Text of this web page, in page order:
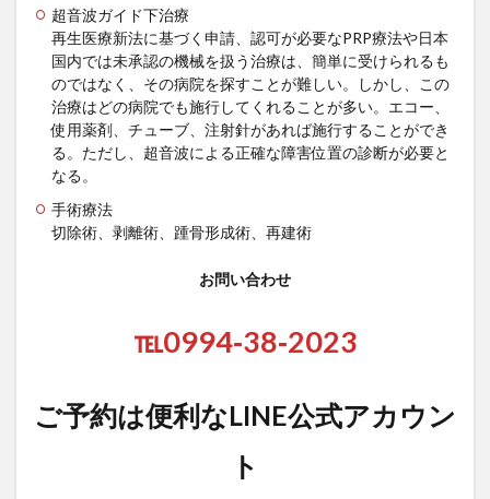
超音波ガイド下治療
再生医療新法に基づく申請、認可が必要なPRP療法や日本
国内では未承認の機械を扱う治療は、簡単に受けられるも
のではなく、その病院を探すことが難しい。しかし、この
治療はどの病院でも施行してくれることが多い。エコー、
使用薬剤、チューブ、注射針があれば施行することができ
る。ただし、超音波による正確な障害位置の診断が必要と
なる。
手術療法
切除術、剥離術、踵骨形成術、再建術
お問い合わせ
℡0994‐38‐2023
ご予約は便利なLINE公式アカウン
ト